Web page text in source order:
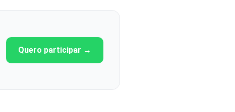
Quero participar →